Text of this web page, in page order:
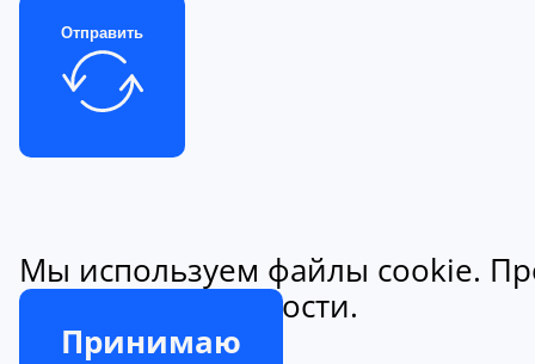
Отправить
Мы используем файлы cookie.
конфиденциальности.
Принимаю